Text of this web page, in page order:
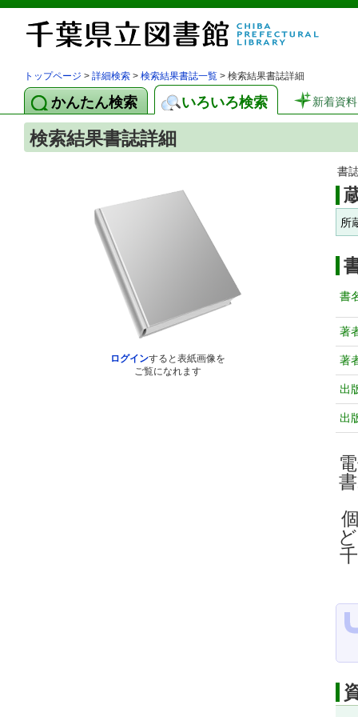
トップページ > 詳細検索 > 検索結果書誌一覧 > 検索結果書誌詳細
かんたん検索 いろいろ検索 新着資料
検索結果書誌詳細
ログインすると表紙画像を
ご覧になれます
書
所
書
著
著
出
出